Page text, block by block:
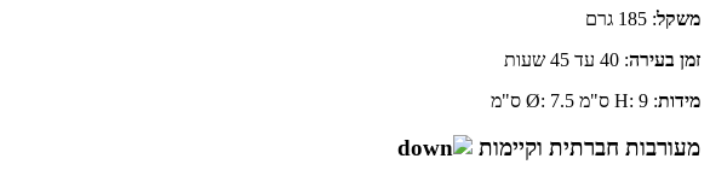
משקל: 185 גרם
זמן בעירה: 40 עד 45 שעות
מידות: H: 9 ס"מ Ø: 7.5 ס"מ
מעורבות חברתית וקיימות